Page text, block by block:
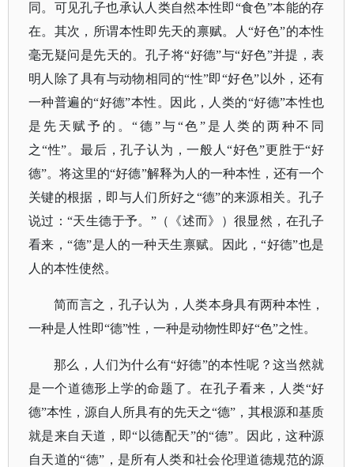
同。可见孔子也承认人类自然本性即“食色”本能的存
在。其次，所谓本性即先天的禀赋。人“好色”的本性
毫无疑问是先天的。孔子将“好德”与“好色”并提，表
明人除了具有与动物相同的“性”即“好色”以外，还有
一种普遍的“好德”本性。因此，人类的“好德”本性也
是先天赋予的。“德”与“色”是人类的两种不同
之“性”。最后，孔子认为，一般人“好色”更胜于“好
德”。将这里的“好德”解释为人的一种本性，还有一个
关键的根据，即与人们所好之“德”的来源相关。孔子
说过：“天生德于予。”（
《述而》
）很显然，在孔子
看来，“德”是人的一种天生禀赋。因此，“好德”也是
人的本性使然。
简而言之，孔子认为，人类本身具有两种本性，
一种是人性即“德”性，一种是动物性即好“色”之性。
那么，人们为什么有“好德”的本性呢？这当然就
是一个道德形上学的命题了。在孔子看来，人类“好
德”本性，源自人所具有的先天之“德”，其根源和基质
就是来自天道，即“以德配天”的“德”。因此，这种源
自天道的“德”，是所有人类和社会伦理道德规范的源